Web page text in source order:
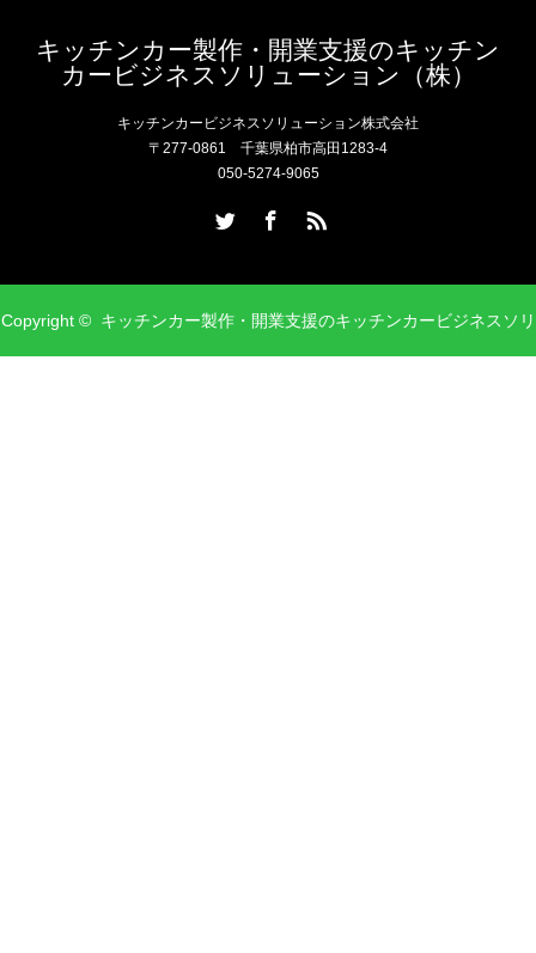
キッチンカー製作・開業支援のキッチン
カービジネスソリューション（株）
キッチンカービジネスソリューション株式会社
〒277-0861 千葉県柏市高田1283-4
050-5274-9065
Copyright © キッチンカー製作・開業支援のキッチンカービジネスソリ